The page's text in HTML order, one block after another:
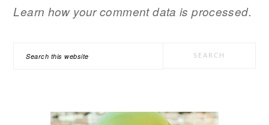
Learn how your comment data is processed.
Search